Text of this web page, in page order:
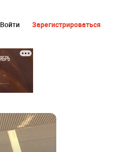
Войти Зарегистрироваться